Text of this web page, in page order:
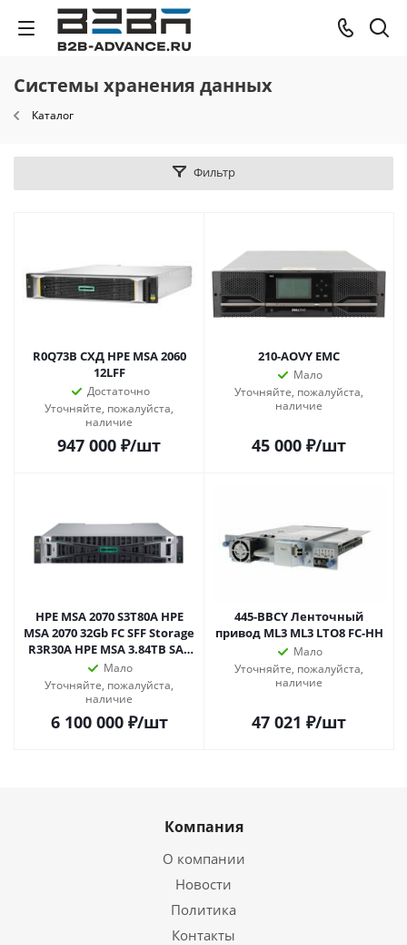
Системы хранения данных
Каталог
Фильтр
R0Q73B СХД HPE MSA 2060
12LFF
Достаточно
Уточняйте, пожалуйста,
наличие
947 000 ₽/шт
210-AOVY EMC
Мало
Уточняйте, пожалуйста,
наличие
45 000 ₽/шт
HPE MSA 2070 S3T80A HPE
MSA 2070 32Gb FC SFF Storage
R3R30A HPE MSA 3.84TB SAS
RI SFF M2 SSD
Мало
Уточняйте, пожалуйста,
наличие
6 100 000₽/шт
445-BBCY Ленточный
привод ML3 ML3 LTO8 FC-HH
Мало
Уточняйте, пожалуйста,
наличие
47 021 ₽/шт
Компания
О компании
Новости
Политика
Контакты